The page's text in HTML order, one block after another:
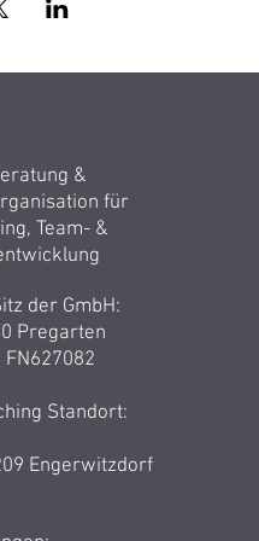
&
für
Team- &
der GmbH:
Pregarten
FN627082
Standort:
Engerwitzdorf